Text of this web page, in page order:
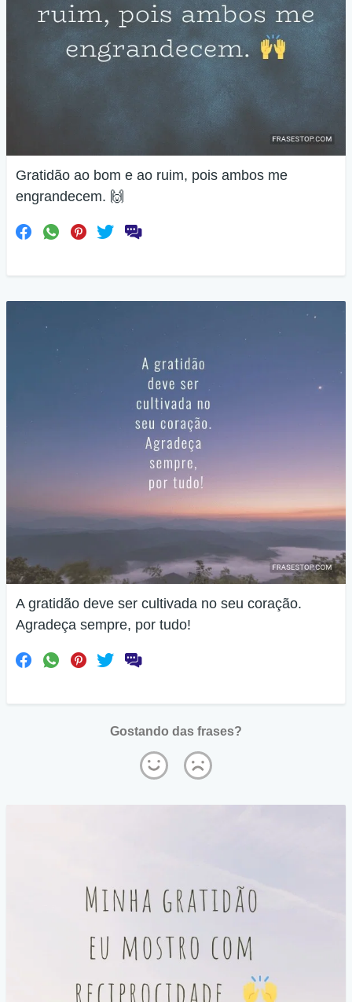
Gratidão ao bom e ao ruim, pois ambos me
engrandecem. 🙌
A gratidão deve ser cultivada no seu coração.
Agradeça sempre, por tudo!
Gostando das frases?